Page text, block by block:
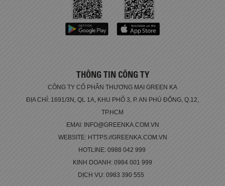
THÔNG TIN CÔNG TY
CÔNG TY CỔ PHẦN THƯƠNG MẠI GREEN KA
ĐỊA CHỈ: 1691/3N, QL 1A, KHU PHỐ 3, P. AN PHÚ ĐÔNG, Q.12,
TP.HCM
EMAI: INFO@GREENKA.COM.VN
WEBSITE: HTTPS://GREENKA.COM.VN
HOTLINE: 0988 042 999
KINH DOANH: 0984 001 999
DỊCH VỤ: 0983 390 555